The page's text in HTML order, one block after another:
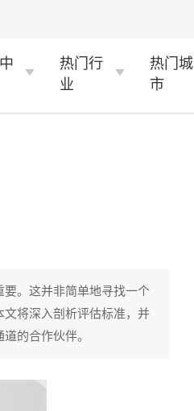
热门行
业
热门城
市
。这并非简单地寻找一个
将深入剖析评估标准，并
的合作伙伴。